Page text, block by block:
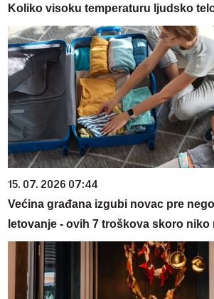
Koliko visoku temperaturu ljudsko
15. 07. 2026 07:44
Većina građana izgubi novac pre
letovanje - ovih 7 troškova skoro niko